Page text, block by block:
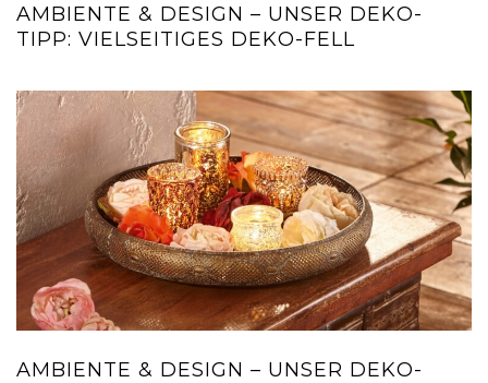
AMBIENTE & DESIGN – UNSER DEKO-
TIPP: VIELSEITIGES DEKO-FELL
AMBIENTE & DESIGN – UNSER DEKO-